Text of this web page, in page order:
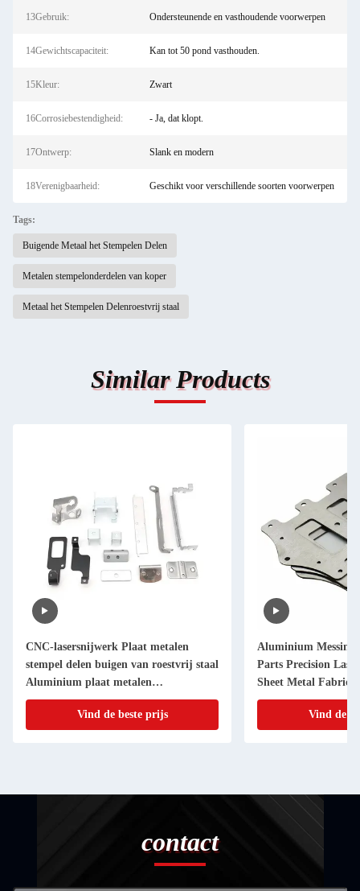
13Gebruik: Ondersteunende en vasthoudende voorwerpen
14Gewichtscapaciteit: Kan tot 50 pond vasthouden.
15Kleur: Zwart
16Corrosiebestendigheid: - Ja, dat klopt.
17Ontwerp: Slank en modern
18Verenigbaarheid: Geschikt voor verschillende soorten voorwerpen
Tags:
Buigende Metaal het Stempelen Delen
Metalen stempelonderdelen van koper
Metaal het Stempelen Delenroestvrij staal
Similar Products
CNC-lasersnijwerk Plaat metalen
stempel delen buigen van roestvrij staal
Aluminium plaat metalen
vervaardiging
Vind de beste prijs
Aluminium Messing
Parts Precision
Sheet Metal
Vind de
contact